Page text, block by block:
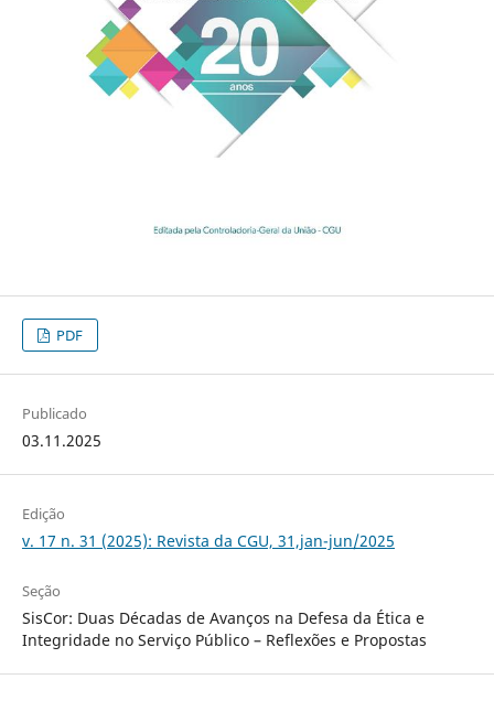
PDF
Publicado
03.11.2025
Edição
v. 17 n. 31 (2025): Revista da CGU, 31,jan-jun/2025
Seção
SisCor: Duas Décadas de Avanços na Defesa da Ética e
Integridade no Serviço Público – Reflexões e Propostas